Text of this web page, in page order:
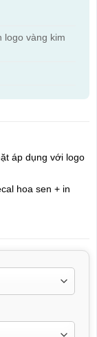
logo vàng kim
áp dụng với logo
hoa sen + in